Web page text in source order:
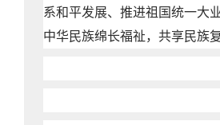
系和平发展、推进祖国统一大
中华民族绵长福祉，共享民族